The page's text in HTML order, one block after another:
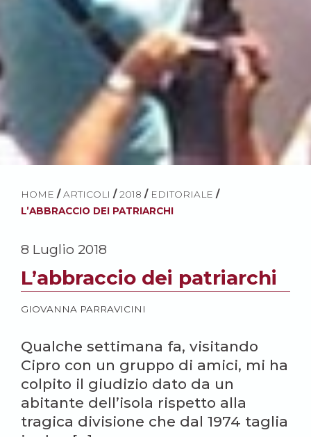
HOME / ARTICOLI / 2018 / EDITORIALE /
L’ABBRACCIO DEI PATRIARCHI
8 Luglio 2018
L’abbraccio dei patriarchi
GIOVANNA PARRAVICINI
Qualche settimana fa, visitando
Cipro con un gruppo di amici, mi ha
colpito il giudizio dato da un
abitante dell’isola rispetto alla
tragica divisione che dal 1974 taglia